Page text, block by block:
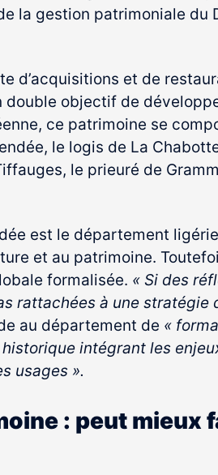
la gestion patrimoniale du
d’acquisitions et de
double objectif de
ce patrimoine se
le logis de La
le prieuré de
est le département
et au patrimoine.
formalisée. « Si des
rattachées à une stratégie
au département de «
intégrant les
usages ».
: peut mieux